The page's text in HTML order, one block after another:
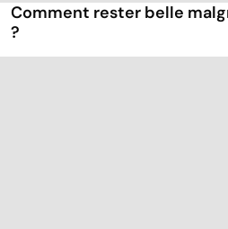
Comment rester belle
?